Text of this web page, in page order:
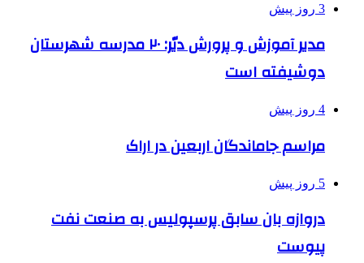
3 روز پیش
مدیر آموزش و پرورش دیّر: ۲۰ مدرسه شهرستان
دوشیفته است
4 روز پیش
مراسم جاماندگان اربعین در اراک
5 روز پیش
دروازه بان سابق پرسپولیس به صنعت نفت
پیوست